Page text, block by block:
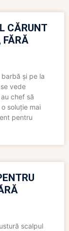
CĂRUNT
FĂRĂ
și pe la
vede
chef să
soluție mai
pentru
scalpul